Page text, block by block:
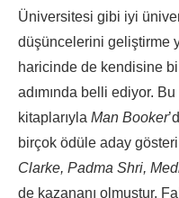
Üniversitesi gibi iyi
düşüncelerini geliştirme
haricinde de kendisine
adımında belli ediyor.
kitaplarıyla Man Booker
birçok ödüle aday
Clarke, Padma Shri,
de kazananı olmuştur.